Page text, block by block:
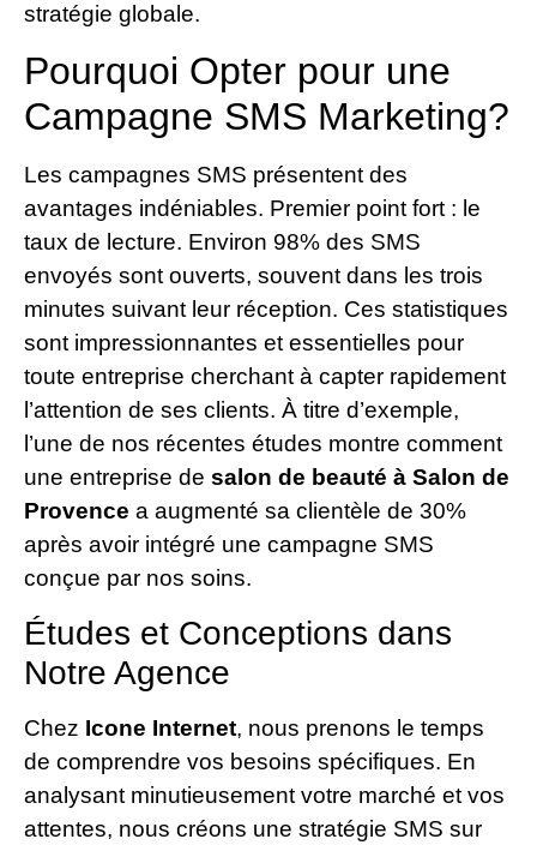
stratégie globale.
Pourquoi Opter pour une
Campagne SMS Marketing?
Les campagnes SMS présentent des
avantages indéniables. Premier point fort : le
taux de lecture. Environ 98% des SMS
envoyés sont ouverts, souvent dans les trois
minutes suivant leur réception. Ces statistiques
sont impressionnantes et essentielles pour
toute entreprise cherchant à capter rapidement
l’attention de ses clients. À titre d’exemple,
l’une de nos récentes études montre comment
une entreprise de salon de beauté à Salon de
Provence a augmenté sa clientèle de 30%
après avoir intégré une campagne SMS
conçue par nos soins.
Études et Conceptions dans
Notre Agence
Chez Icone Internet, nous prenons le temps
de comprendre vos besoins spécifiques. En
analysant minutieusement votre marché et vos
attentes, nous créons une stratégie SMS sur